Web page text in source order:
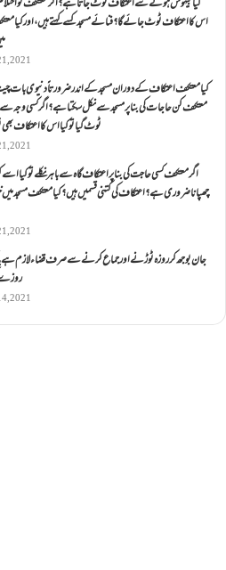
کیا بیہوش ہونے سے اعتکاف ٹوٹ جاتا ہے؟ اگر معتکف کو
اس کا اعتکاف ٹوٹ جائے گا؟فنائے مسجد کسے کہتے ہیں ، اور کیا
2021
کیا معتکف اعتکاف کے دوران مسجد کے اندر ضرورتاً دنیوی بات
معتکف کن حاجات کی بنا پر مسجد سے نکل سکتا ہے؟ اگر کسی وجہ
ٹوٹ گیا تو کیا اس کا اعتکاف
2021
اگر معتکف کسی حاجت کی بنا پر اعتکاف گاہ سے باہر نکلے تو
چھپانا ضروری ہے؟اعتکاف کی کتنی قسمیں ہیں؟کیا معتکف مسجد میں
2021
جان بوجھ کر روزہ ٹوڑنے اور جماع کرنے سے صرف قضاء لازم ہے یا
روزے
2021